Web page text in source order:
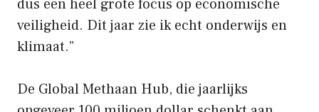
dus een heel grote focus op economische
veiligheid. Dit jaar zie ik echt onderwijs en
klimaat.”
De Global Methaan Hub, die jaarlijks